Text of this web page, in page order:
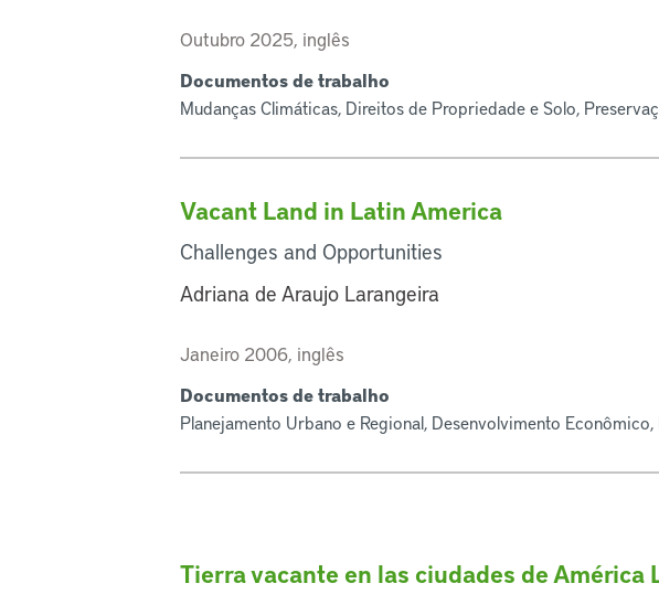
Outubro 2025, inglês
Documentos de trabalho
Mudanças Climáticas, Direitos de Propriedade e Solo,
Vacant Land in Latin America
Challenges and Opportunities
Adriana de Araujo Larangeira
Janeiro 2006, inglês
Documentos de trabalho
Planejamento Urbano e Regional, Desenvolvimento
Tierra vacante en las ciudades de América